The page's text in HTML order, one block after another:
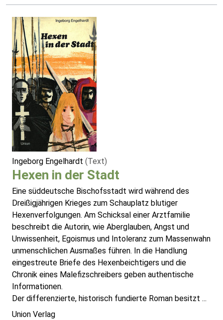
Ingeborg Engelhardt (Text)
Hexen in der Stadt
Eine süddeutsche Bischofsstadt wird während des
Dreißigjährigen Krieges zum Schauplatz blutiger
Hexenverfolgungen. Am Schicksal einer Arztfamilie
beschreibt die Autorin, wie Aberglauben, Angst und
Unwissenheit, Egoismus und Intoleranz zum Massenwahn
unmenschlichen Ausmaßes führen. In die Handlung
eingestreute Briefe des Hexenbeichtigers und die
Chronik eines Malefizschreibers geben authentische
Informationen.
Der differenzierte, historisch fundierte Roman besitzt ...
Union Verlag